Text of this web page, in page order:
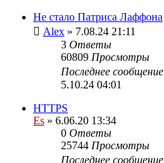
Не стало Патриса Лаффона
Alex » 7.08.24 21:11
3 Ответы
60809 Просмотры
Последнее сообщение
5.10.24 04:01
HTTPS
Es » 6.06.20 13:34
0 Ответы
25744 Просмотры
Последнее сообщение